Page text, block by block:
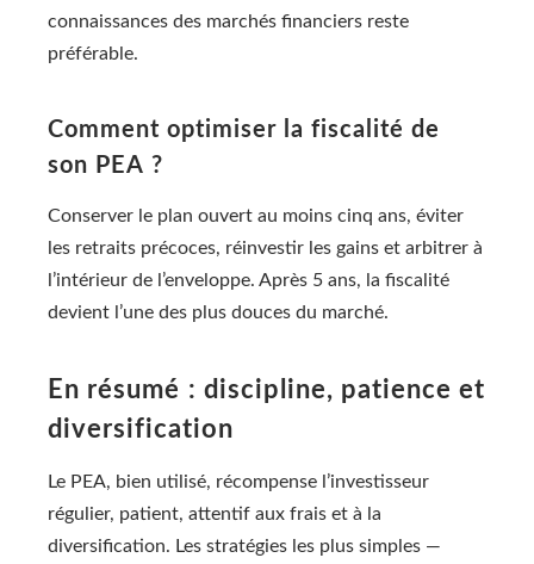
connaissances des marchés financiers reste
préférable.
Comment optimiser la fiscalité de
son PEA ?
Conserver le plan ouvert au moins cinq ans, éviter
les retraits précoces, réinvestir les gains et arbitrer à
l’intérieur de l’enveloppe. Après 5 ans, la fiscalité
devient l’une des plus douces du marché.
En résumé : discipline, patience et
diversification
Le PEA, bien utilisé, récompense l’investisseur
régulier, patient, attentif aux frais et à la
diversification. Les stratégies les plus simples —